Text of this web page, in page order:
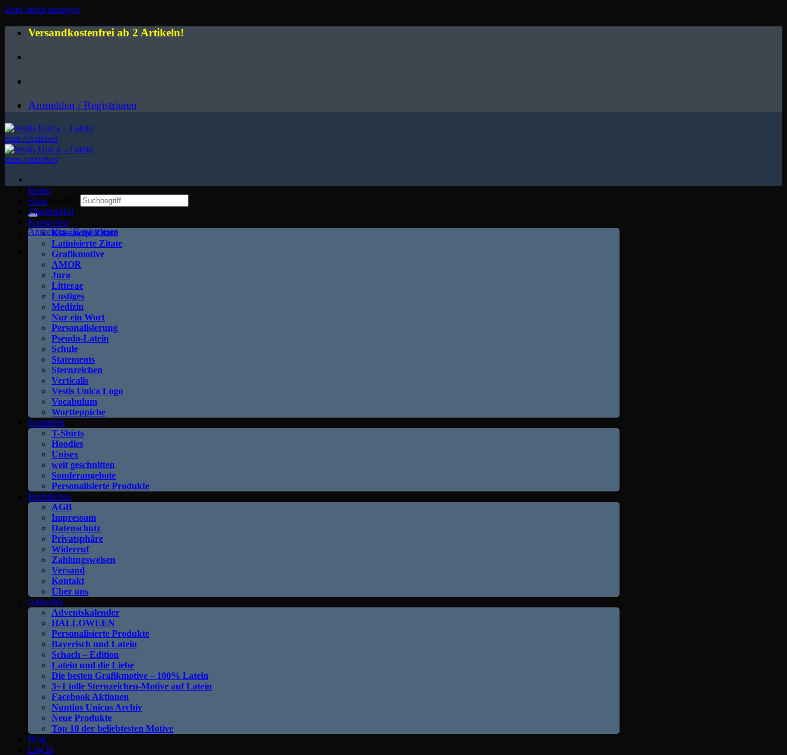
Zum Inhalt springen
Versandkostenfrei ab 2 Artikeln!
Anmelden / Registrieren
Suchen nach:
Anmelden / Registrieren
Home
Shop
Zitatliste
Kategorien
Klassische Zitate
Latinisierte Zitate
Grafikmotive
AMOR
Jura
Litterae
Lustiges
Medizin
Nur ein Wort
Personalisierung
Pseudo-Latein
Schule
Statements
Sternzeichen
Verticalis
Vestis Unica Logo
Vocabulum
Wortteppiche
Sortiment
T-Shirts
Hoodies
Unisex
weit geschnitten
Sonderangebote
Personalisierte Produkte
Rechtliches
AGB
Impressum
Datenschutz
Privatsphäre
Widerruf
Zahlungsweisen
Versand
Kontakt
Über uns
Aktuelles
Adventskalender
HALLOWEEN
Personalisierte Produkte
Bayerisch und Latein
Schach – Edition
Latein und die Liebe
Die besten Grafikmotive – 100% Latein
3+1 tolle Sternzeichen-Motive auf Latein
Facebook Aktionen
Nuntius Unicus Archiv
Neue Produkte
Top 10 der beliebtesten Motive
Blog
Log In